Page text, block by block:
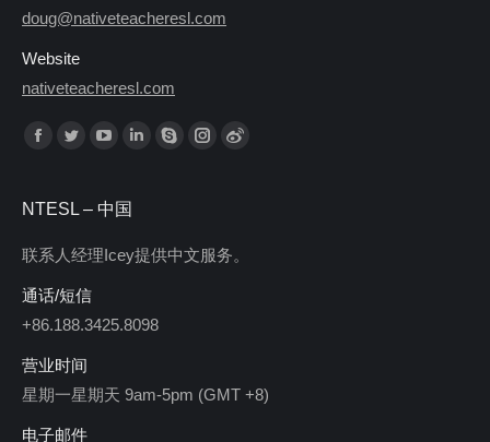
doug@nativeteacheresl.com
Website
nativeteacheresl.com
Find us on:
Facebook
Twitter YouTubeLinkedinSkypeInstagram
Weibo
NTESL – 中国
联系人经理Icey提供中文服务。
通话/短信
+86.188.3425.8098
营业时间
星期一星期天 9am-5pm (GMT +8)
电子邮件